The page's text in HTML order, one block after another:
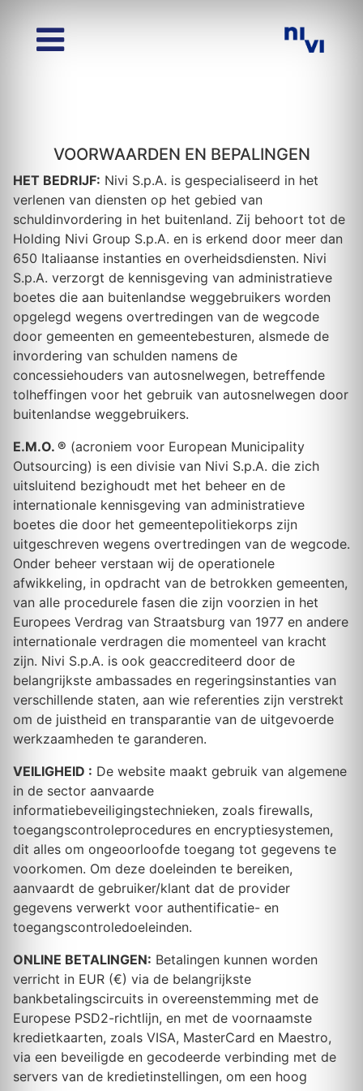
VOORWAARDEN EN BEPALINGEN
HET BEDRIJF: Nivi S.p.A. is gespecialiseerd in het
verlenen van diensten op het gebied van
schuldinvordering in het buitenland. Zij behoort tot de
Holding Nivi Group S.p.A. en is erkend door meer dan
650 Italiaanse instanties en overheidsdiensten. Nivi
S.p.A. verzorgt de kennisgeving van administratieve
boetes die aan buitenlandse weggebruikers worden
opgelegd wegens overtredingen van de wegcode
door gemeenten en gemeentebesturen, alsmede de
invordering van schulden namens de
concessiehouders van autosnelwegen, betreffende
tolheffingen voor het gebruik van autosnelwegen door
buitenlandse weggebruikers.
E.M.O. ® (acroniem voor European Municipality
Outsourcing) is een divisie van Nivi S.p.A. die zich
uitsluitend bezighoudt met het beheer en de
internationale kennisgeving van administratieve
boetes die door het gemeentepolitiekorps zijn
uitgeschreven wegens overtredingen van de wegcode.
Onder beheer verstaan wij de operationele
afwikkeling, in opdracht van de betrokken gemeenten,
van alle procedurele fasen die zijn voorzien in het
Europees Verdrag van Straatsburg van 1977 en andere
internationale verdragen die momenteel van kracht
zijn. Nivi S.p.A. is ook geaccrediteerd door de
belangrijkste ambassades en regeringsinstanties van
verschillende staten, aan wie referenties zijn verstrekt
om de juistheid en transparantie van de uitgevoerde
werkzaamheden te garanderen.
VEILIGHEID : De website maakt gebruik van algemene
in de sector aanvaarde
informatiebeveiligingstechnieken, zoals firewalls,
toegangscontroleprocedures en encryptiesystemen,
dit alles om ongeoorloofde toegang tot gegevens te
voorkomen. Om deze doeleinden te bereiken,
aanvaardt de gebruiker/klant dat de provider
gegevens verwerkt voor authentificatie- en
toegangscontroledoeleinden.
ONLINE BETALINGEN: Betalingen kunnen worden
verricht in EUR (€) via de belangrijkste
bankbetalingscircuits in overeenstemming met de
Europese PSD2-richtlijn, en met de voornaamste
kredietkaarten, zoals VISA, MasterCard en Maestro,
via een beveiligde en gecodeerde verbinding met de
servers van de kredietinstellingen, om een hoog